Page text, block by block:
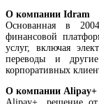
О компании Idram
Основанная в
финансовой
услуг, включая
переводы и
корпоративных
О компании Alipay+